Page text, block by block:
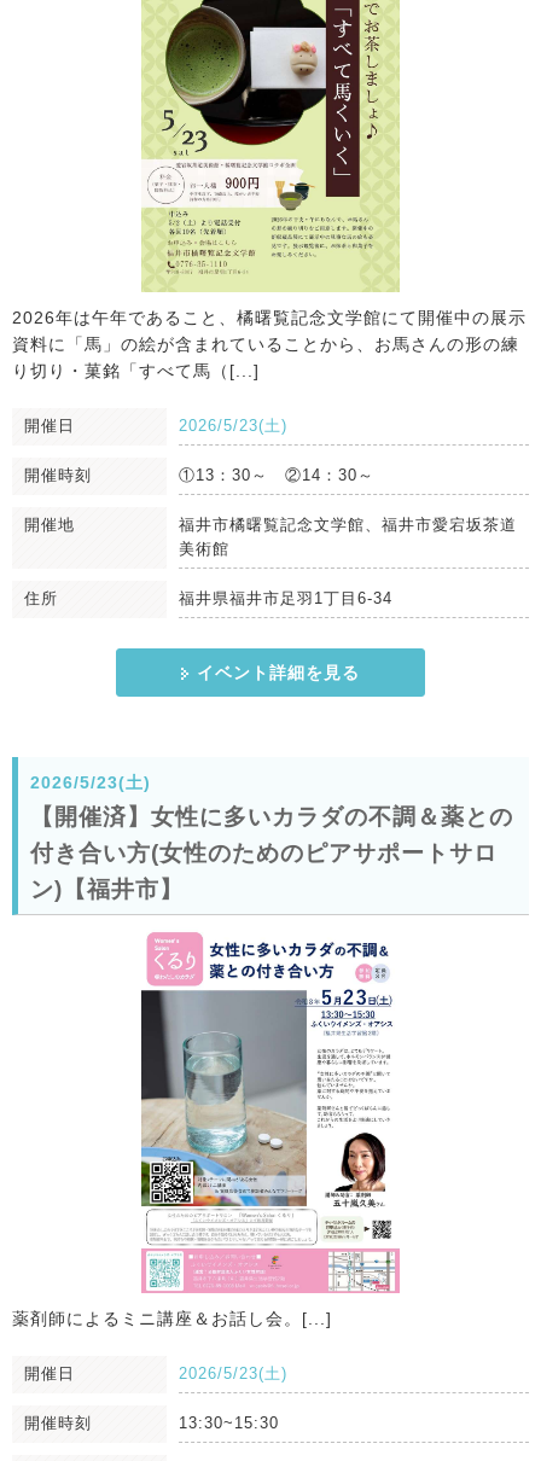
2026年は午年であること、橘曙覧記念文学館にて開催中の展示
資料に「馬」の絵が含まれていることから、お馬さんの形の練
り切り・菓銘「すべて馬（[...]
開催日 2026/5/23(土)
開催時刻 ①13：30～ ②14：30～
開催地
福井市橘曙覧記念文学館、福井市愛宕坂茶道
美術館
住所 福井県福井市足羽1丁目6-34
イベント詳細を見る
2026/5/23(土)
【開催済】女性に多いカラダの不調＆薬との
付き合い方(女性のためのピアサポートサロ
ン)【福井市】
薬剤師によるミニ講座＆お話し会。[...]
開催日 2026/5/23(土)
開催時刻 13:30~15:30